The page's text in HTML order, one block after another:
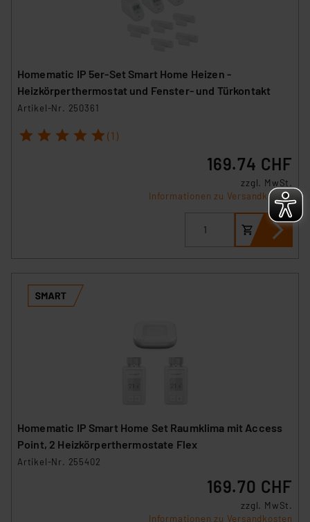
Homematic IP 5er-Set Smart Home Heizen -
Heizkörperthermostat und Fenster- und Türkontakt
Artikel-Nr. 250361
1 2 3 4 5 (1)
169.74 CHF
zzgl. MwSt.
Informationen zu Versandkosten
Homematic IP Smart Home Set Raumklima mit Access
Point, 2 Heizkörperthermostate Flex
Artikel-Nr. 255402
169.70 CHF
zzgl. MwSt.
Informationen zu Versandkosten